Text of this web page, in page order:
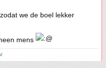
we de boel lekker
mens